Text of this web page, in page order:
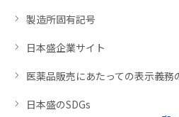
製造所固有記号
日本盛企業サイト
医薬品販売にあたっての表示義務
日本盛のSDGs